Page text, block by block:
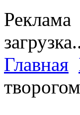
Реклама
Главная